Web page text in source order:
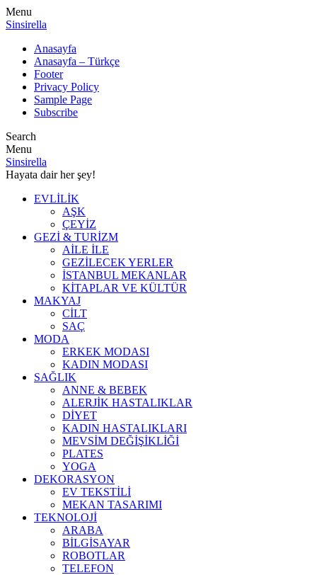
Menu
Sinsirella
Anasayfa
Anasayfa – Türkçe
Footer
Privacy Policy
Sample Page
Subscribe
Search
Menu
Sinsirella
Hayata dair her şey!
EVLİLİK
AŞK
ÇEYİZ
GEZİ & TURİZM
AİLE İLE
GEZİLECEK YERLER
İSTANBUL MEKANLAR
KİTAPLAR VE KÜLTÜR
MAKYAJ
CİLT
SAÇ
MODA
ERKEK MODASI
KADIN MODASI
SAĞLIK
ANNE & BEBEK
ALERJİK HASTALIKLAR
DİYET
KADIN HASTALIKLARI
MEVSİM DEĞİŞİKLİĞİ
PLATES
YOGA
DEKORASYON
EV TEKSTİLİ
MEKAN TASARIMI
TEKNOLOJİ
ARABA
BİLGİSAYAR
ROBOTLAR
TELEFON